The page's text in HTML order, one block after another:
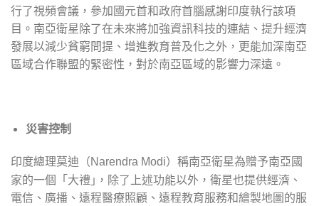
行了視頻會議，參加國元首和政府首腦感謝印度執行該項
目。南亞衛星除了在未來將加強資訊科技的連結、提升經濟
發展以減少貧窮問提、增進教育普及化之外，更能加深南亞
區域合作聯盟的緊密性，對於南亞區域的影響力深遠。
災害控制
印度總理莫迪（Narendra Modi）稱南亞衛星為贈予南亞國
家的一個「大禮｣，除了上述功能以外，衛星也提供經濟、
電信、廣播、遠程醫療照顧、遠程教育服務和繪製地圖的服